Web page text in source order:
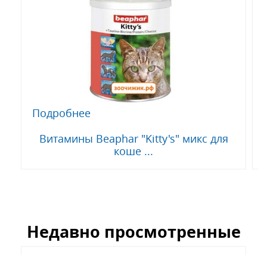
Подробнее
Витамины Beaphar "Kitty's" микс для
коше ...
Недавно просмотренные